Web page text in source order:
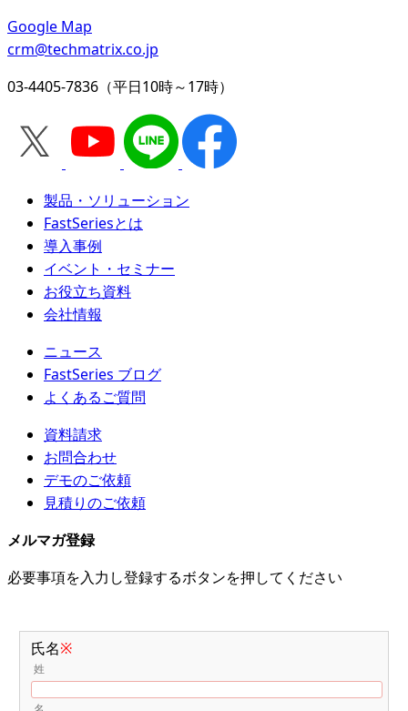
Google Map
crm@techmatrix.co.jp
03-4405-7836（平日10時～17時）
製品・ソリューション
FastSeriesとは
導入事例
イベント・セミナー
お役立ち資料
会社情報
ニュース
FastSeries ブログ
よくあるご質問
資料請求
お問合わせ
デモのご依頼
見積りのご依頼
メルマガ登録
必要事項を入力し登録するボタンを押してください
氏名※
姓